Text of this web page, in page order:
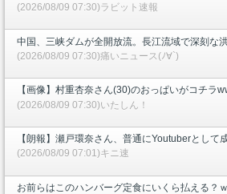
(2026/08/09 07:30)ラビット速報
中国、三峡ダムが全開放流。長江流域で深刻な
(2026/08/09 07:30)痛いニュース(ﾉ∀`)
【画像】村重杏奈さん(30)のおっぱいがコチラ
(2026/08/09 07:30)いたしん！
【朗報】瀬戸環奈さん、普通にYoutuberとして
(2026/08/09 07:01)キニ速
お前らはこのハンバーグ定食にいくら払える？